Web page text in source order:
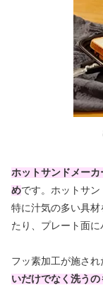
ホットサンドメー
めです。ホットサン
特に汁気の多い具
たり、プレート面に
フッ素加工が施され
いだけでなく洗うの